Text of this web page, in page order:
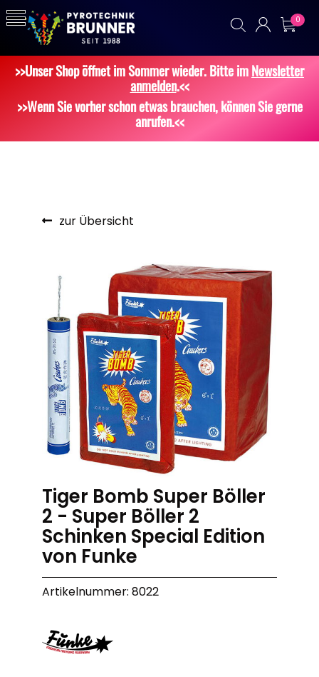
0
>>Unser Shop öffnet im Sommer wieder. Bitte imNewsletter
anmelden.<<
>>Wenn Sie vorher schon etwas brauchen, können Sie gerne
anrufen.<<
zur Übersicht
Tiger Bomb Super Böller
2 - Super Böller 2
Schinken Special Edition
von Funke
Artikelnummer: 8022